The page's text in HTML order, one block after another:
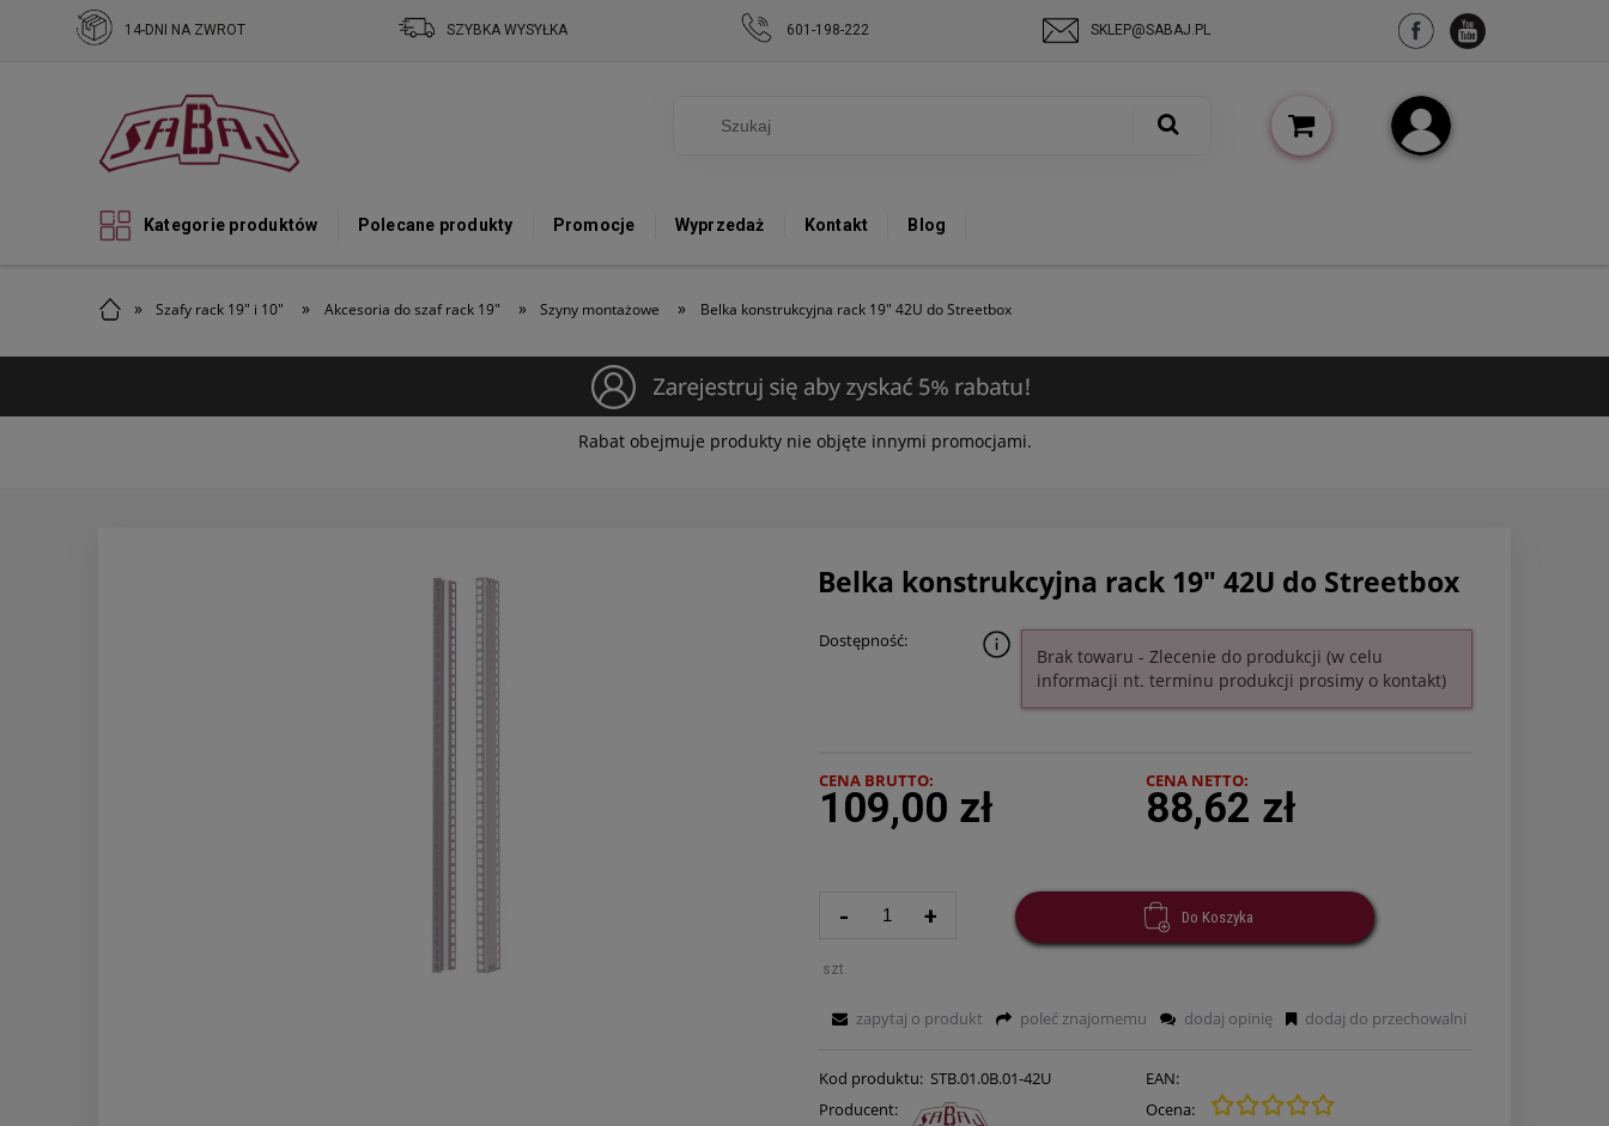
Kategorie produktów Polecane produkty Promocje Wyprzedaż Kontakt Blog
» Szafy rack 19" i 10" » Akcesoria do szaf rack 19" » Szyny montażowe » Belka konstrukcyjna rack 19" 42U do Streetbox
14-DNI NA ZWROT SZYBKA WYSYŁKA 601-198-222 SKLEP@SABAJ.PL
Rabat obejmuje produkty nie objęte innymi promocjami.
Belka konstrukcyjna rack 19" 42U do Streetbox
Dostępność:
Brak towaru - Zlecenie do produkcji (w celu
informacji nt. terminu produkcji prosimy o kontakt)
CENA BRUTTO:
109,00 zł
CENA NETTO:
88,62 zł
- +
szt.
Do Koszyka
Kod produktu: STB.01.0B.01-42U
EAN:
Ocena:
Producent:
zapytaj o produkt poleć znajomemu dodaj opinię dodaj do przechowalni